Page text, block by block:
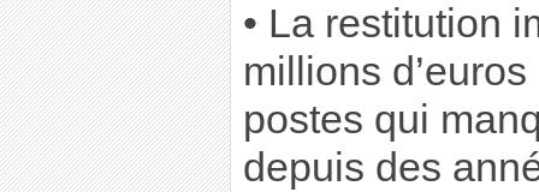
• La restitution
millions
postes qui
depuis des